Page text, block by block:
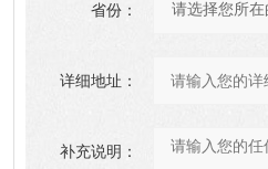
省份：
详细地址：
补充说明：